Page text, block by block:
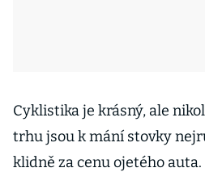
Cyklistika je krásný, ale
trhu jsou k mání stovky
klidně za cenu ojetého